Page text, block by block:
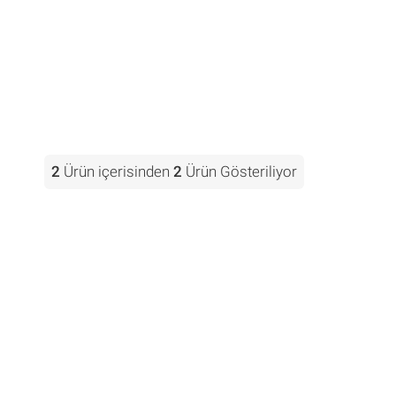
2 Ürün içerisinden 2 Ürün Gösteriliyor